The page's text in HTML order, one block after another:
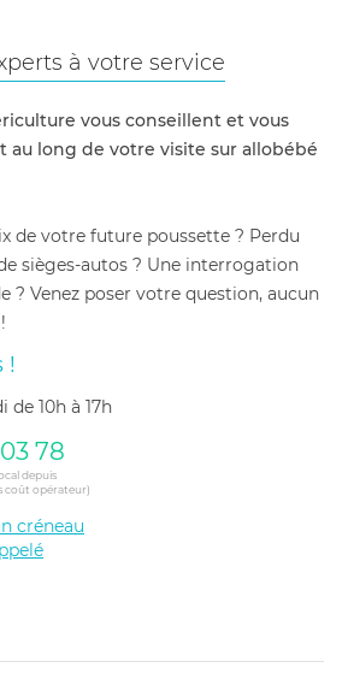
à votre service
vous conseillent et vous
au long de votre visite sur allobébé
de votre future poussette ? Perdu
sièges-autos ? Une interrogation
? Venez poser votre question, aucun
!
de 10h à 17h
78
depuis
coût opérateur)
créneau